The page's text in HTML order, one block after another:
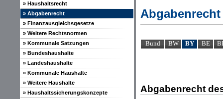
» Haushaltsrecht
» Abgabenrecht
» Finanzausgleichsgesetze
» Weitere Rechtsnormen
» Kommunale Satzungen
» Bundeshaushalte
» Landeshaushalte
» Kommunale Haushalte
» Weitere Haushalte
» Haushaltssicherungskonzepte
Bund BW BY BE
Abgabenrecht